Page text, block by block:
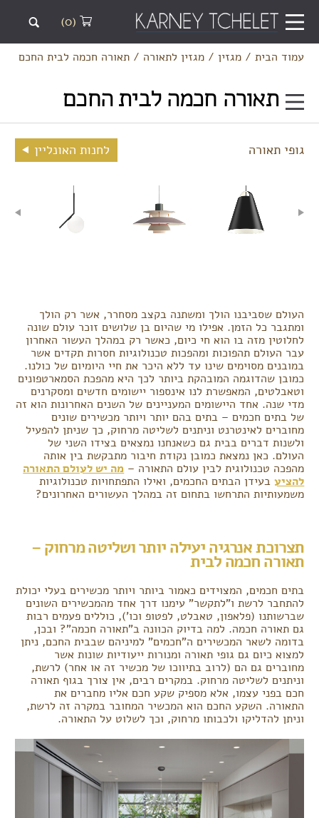
(0)
עמוד הבית/ מגזין/ מגזין לתאורה / תאורה חכמה לבית החכם
תאורה חכמה לבית החכם
גופי תאורה לחנות האונליין
העולם שסביבנו הולך ומשתנה בקצב מסחרר, אשר רק הולך
ומתגבר כל הזמן. אפילו מי שהיום בן שלושים זוכר עולם שונה
לחלוטין מזה בו הוא חי כיום, כאשר רק במהלך העשור האחרון
עבר העולם תהפוכות ומהפכות טכנולוגיות חסרות תקדים אשר
במובנים מסוימים שינו עד ללא היכר את חיי היומיום של כולנו.
כמובן שהדוגמה המובהקת ביותר לכך היא מהפכת הסמארטפונים
וטאבלטים, המאפשרת לנו אינספור יישומים חדשים ומסקרנים
מדי שנה. אחד היישומים המעניינים של השנים האחרונות הוא זה
של בתים חכמים – בתים בהם יותר ויותר מכשירים שונים
מחוברים לאינטרנט וניתנים לשליטה מרחוק, כך שניתן להפעיל
ולשנות דברים בבית גם כשאנחנו נמצאים בצידו השני של
העולם. כאן נמצאת כמובן נקודת חיבור מתבקשת בין אותה
מהפכה טכנולוגית לבין עולם התאורה – מה יש לעולם התאורה
להציעבעידן הבתים החכמים, ואילו התפתחויות טכנולוגיות
משמעותיות התרחשו בתחום זה במהלך העשורים האחרונים?
תצרוכת אנרגיה יעילה יותר ושליטה מרחוק –
תאורה חכמה לבית
בתים חכמים, המצוידים כאמור ביותר ויותר מכשירים בעלי יכולת
להתחבר לרשת ו"לתקשר" עימנו דרך אחד מהמכשירים השונים
שברשותנו (פלאפון, טאבלט, לפטופ וכו'), כוללים פעמים רבות
גם תאורה חכמה. למה בדיוק הכוונה ב"תאורה חכמה"? ובכן,
בדומה לשאר המכשירים ה"חכמים" למיניהם שבבית החכם, ניתן
למצוא כיום גם גופי תאורה ומנורות ייעודיות שונות אשר
מחוברים גם הם (לרוב בתיווכו של מכשיר זה או אחר) לרשת,
וניתנים לשליטה מרחוק. במקרים רבים, אין צורך בגוף תאורה
חכם בפני עצמו, אלא מספיק שקע חכם אליו מחברים את
התאורה. השקע החכם הוא המכשיר המחובר במקרה זה לרשת,
וניתן להדליקו ולכבותו מרחוק, וכך לשלוט על התאורה.